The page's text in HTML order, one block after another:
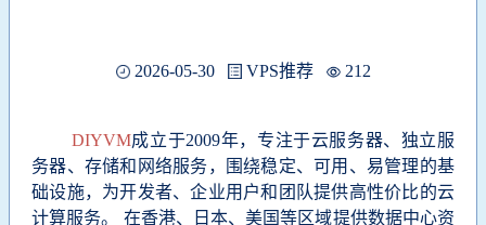
2026-05-30 VPS推荐 212
DIYVM成立于2009年，专注于云服务器、独立服
务器、存储和网络服务，围绕稳定、可用、易管理的基
础设施，为开发者、企业用户和团队提供高性价比的云
计算服务。 在香港、日本、美国等区域提供数据中心资